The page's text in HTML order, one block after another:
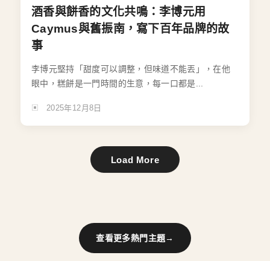
酒香與餅香的文化共鳴：李博元用
Caymus與舊振南，寫下百年品牌的故
事
李博元堅持「甜度可以調整，但味道不能丟」，在他
眼中，糕餅是一門時間的生意，每一口都是...
2025年12月8日
Load More
查看更多熱門主題→